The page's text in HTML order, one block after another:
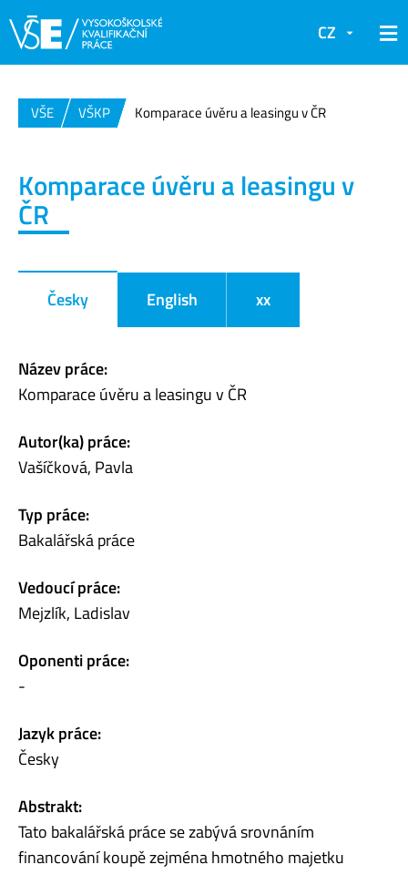
CZ
VŠE VŠKP Komparace úvěru a leasingu v ČR
Komparace úvěru a leasingu v
ČR
Česky English xx
Název práce:
Komparace úvěru a leasingu v ČR
Autor(ka) práce:
Vašíčková, Pavla
Typ práce:
Bakalářská práce
Vedoucí práce:
Mejzlík, Ladislav
Oponenti práce:
-
Jazyk práce:
Česky
Abstrakt:
Tato bakalářská práce se zabývá srovnáním
financování koupě zejména hmotného majetku